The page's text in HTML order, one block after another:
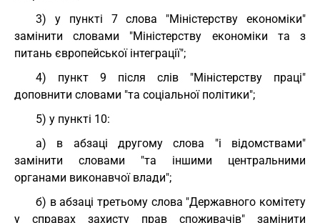
3) у пункті 7 слова "Міністерству економіки"
замінити словами "Міністерству економіки та з
питань європейської інтеграції";
4) пункт 9 після слів "Міністерству праці"
доповнити словами "та соціальної політики";
5) у пункті 10:
а) в абзаці другому слова "і відомствами"
замінити словами "та іншими центральними
органами виконавчої влади";
б) в абзаці третьому слова "Державного комітету
у справах захисту прав споживачів" замінити